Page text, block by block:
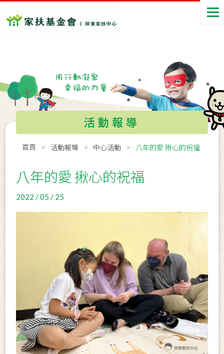
活動報導
首頁 活動報導 中心活動 八年的愛 揪心的祝福
八年的愛 揪心的祝福
2022 / 05 / 25